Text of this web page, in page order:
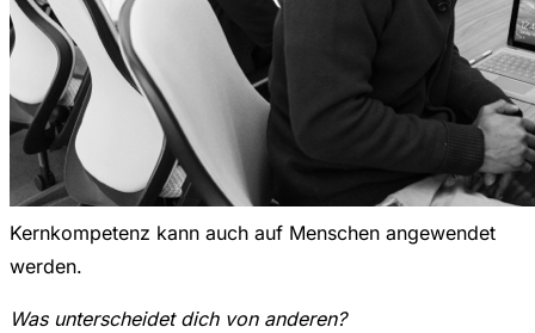
Kernkompetenz kann auch auf Menschen angewendet
werden.
Was unterscheidet dich von anderen?